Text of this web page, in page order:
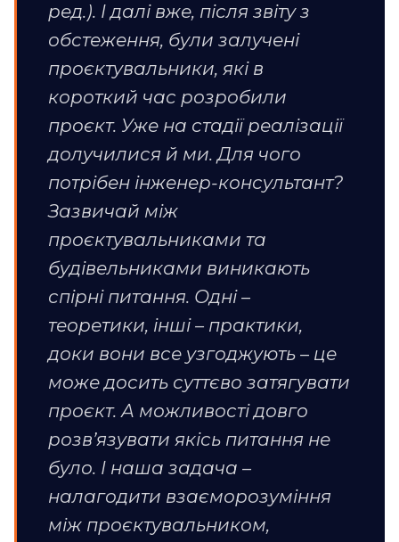
ред.). І далі вже, після звіту з
обстеження, були залучені
проєктувальники, які в
короткий час розробили
проєкт. Уже на стадії реалізації
долучилися й ми. Для чого
потрібен інженер-консультант?
Зазвичай між
проєктувальниками та
будівельниками виникають
спірні питання. Одні –
теоретики, інші – практики,
доки вони все узгоджують – це
може досить суттєво затягувати
проєкт. А можливості довго
розв’язувати якісь питання не
було. І наша задача –
налагодити взаєморозуміння
між проєктувальником,